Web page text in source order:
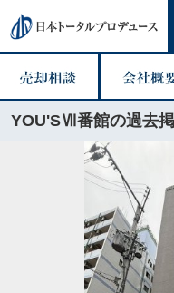
YOU'SⅦ番館の過去